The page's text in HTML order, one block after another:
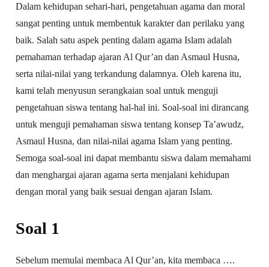
Dalam kehidupan sehari-hari, pengetahuan agama dan moral
sangat penting untuk membentuk karakter dan perilaku yang
baik. Salah satu aspek penting dalam agama Islam adalah
pemahaman terhadap ajaran Al Qur’an dan Asmaul Husna,
serta nilai-nilai yang terkandung dalamnya. Oleh karena itu,
kami telah menyusun serangkaian soal untuk menguji
pengetahuan siswa tentang hal-hal ini. Soal-soal ini dirancang
untuk menguji pemahaman siswa tentang konsep Ta’awudz,
Asmaul Husna, dan nilai-nilai agama Islam yang penting.
Semoga soal-soal ini dapat membantu siswa dalam memahami
dan menghargai ajaran agama serta menjalani kehidupan
dengan moral yang baik sesuai dengan ajaran Islam.
Soal 1
Sebelum memulai membaca Al Qur’an, kita membaca ….